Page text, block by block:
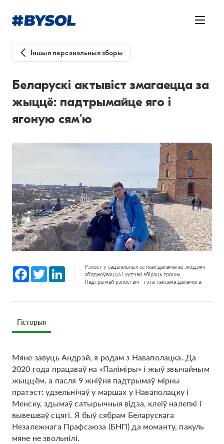
Іншыя персанальныя зборы
Беларускі актывіст змагаецца за
жыццё: падтрымайце яго і
ягоную сям'ю
Facebook
Twitter LinkedInРэпост у сацыяльных сетках дапамагае людзям
аб'ядноўвацца і хутчэй збіраць грошы.
Падтрымай рэпостам - гэта таксама дапамога.
Гісторыя
Мяне завуць Андрэй, я родам з Наваполацка. Да
2020 года працаваў на «Паліміры» і жыў звычайным
жыццём, а пасля 9 жніўня падтрымаў мірны
пратэст: удзельнічаў у маршах у Наваполацку і ​​
Менску, здымаў сатырычныя відэа, клеіў налепкі і
вывешваў сцягі. Я быў сябрам Беларускага
Незалежнага Прафсаюза (БНП) да моманту, пакуль
мяне не звольнілі.